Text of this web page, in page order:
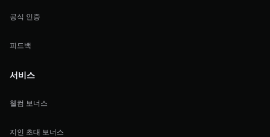
공식 인증
피드백
서비스
웰컴 보너스
지인 초대 보너스